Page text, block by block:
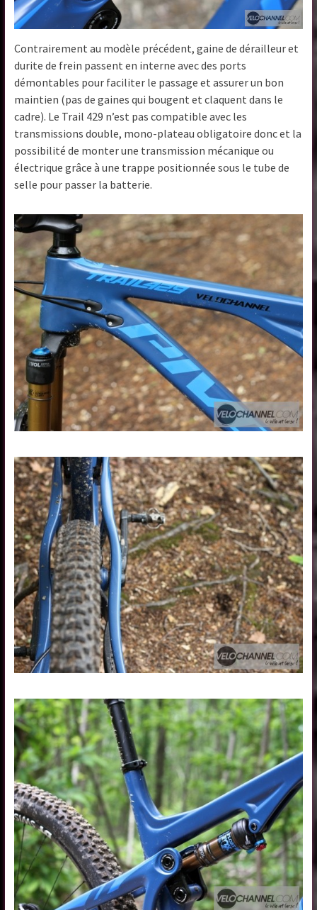
Contrairement au modèle précédent, gaine de dérailleur et
durite de frein passent en interne avec des ports
démontables pour faciliter le passage et assurer un bon
maintien (pas de gaines qui bougent et claquent dans le
cadre). Le Trail 429 n’est pas compatible avec les
transmissions double, mono-plateau obligatoire donc et la
possibilité de monter une transmission mécanique ou
électrique grâce à une trappe positionnée sous le tube de
selle pour passer la batterie.